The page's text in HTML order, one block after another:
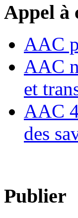
Appel à
AAC
AAC
et
AAC
des
Publier